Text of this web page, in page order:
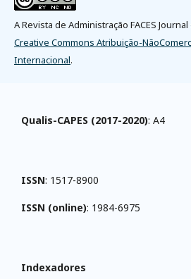
A Revista de Administração FACES
Creative Commons Atribuição-
Internacional.
Qualis-CAPES (2017-2020): A4
ISSN: 1517-8900
ISSN (online): 1984-6975
Indexadores